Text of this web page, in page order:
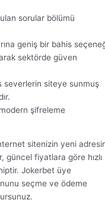
sorular bölümü
geniş bir bahis
sektörde güven
severlerin siteye sunmuş
şifreleme
sitenizin yeni
fiyatlara göre hızlı
Jokerbet üye
seçme ve ödeme